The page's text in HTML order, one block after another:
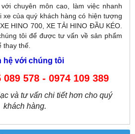
chuyên môn cao, làm việc nhanh
của quý khách hàng có hiện tượng
HINO 700, XE TẢI HINO ĐẦU KÉO.
tôi để được tư vấn về sản phẩm
thay thế.
hệ với chúng tôi
578 - 0974 109 389
và tư vấn chi tiết hơn cho quý
khách hàng.